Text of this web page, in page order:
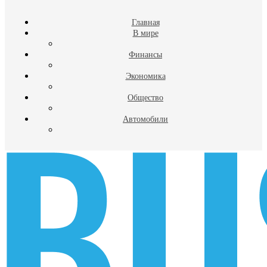
Главная
В мире
Финансы
Экономика
Общество
Автомобили